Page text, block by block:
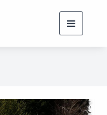
Toggle